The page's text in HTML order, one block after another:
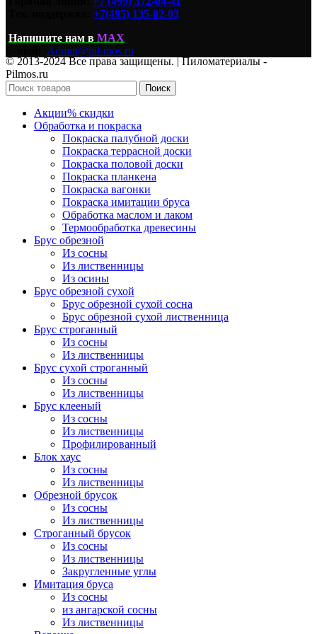
+7(495) 135-02-03
Напишите нам в MAX
Admin@pil-mos.ru
© 2013-2024 Все права защищены. | Пиломатериалы -
Pilmos.ru
Поиск
Акции% скидки
Обработка и покраска
Покраска палубной доски
Покраска террасной доски
Покраска половой доски
Покраска планкена
Покраска вагонки
Покраска имитации бруса
Обработка маслом и лаком
Термообработка древесины
Брус обрезной
Из сосны
Из лиственницы
Из осины
Брус обрезной сухой
Брус обрезной сухой сосна
Брус обрезной сухой лиственница
Брус строганный
Из сосны
Из лиственницы
Брус сухой строганный
Из сосны
Из лиственницы
Брус клееный
Из сосны
Из лиственницы
Профилированный
Блок хаус
Из сосны
Из лиственницы
Обрезной брусок
Из сосны
Из лиственницы
Строганный брусок
Из сосны
Из лиственницы
Закругленные углы
Имитация бруса
Из сосны
из ангарской сосны
Из лиственницы